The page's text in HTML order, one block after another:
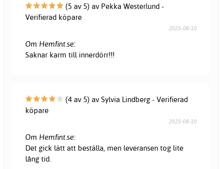
(5 av 5) av Pekka Westerlund -
Verifierad köpare
2025-08-10
Om Hemfint.se:
Saknar karm till innerdörr!!!
(4 av 5) av Sylvia Lindberg - Verifierad
köpare
2025-08-10
Om Hemfint.se:
Det gick lätt att beställa, men leveransen tog lite
lång tid.